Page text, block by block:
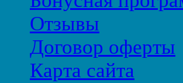
Отзывы
Договор оферты
Карта сайта